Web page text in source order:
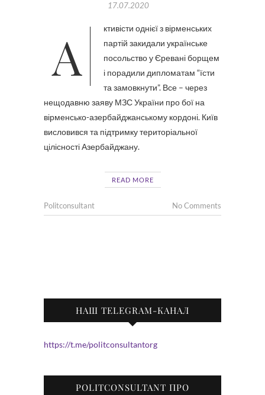
17.07.2020
Активісти однієї з вірменських
партій закидали українське
посольство у Єревані борщем
і порадили дипломатам “їсти
та замовкнути”. Все – через
нещодавню заяву МЗС України про бої на
вірменсько-азербайджанському кордоні. Київ
висловився та підтримку територіальної
цілісності Азербайджану.
READ MORE
Politconsultant No Comments
НАШ TELEGRAM-КАНАЛ
https://t.me/politconsultantorg
POLITCONSULTANT ПРО